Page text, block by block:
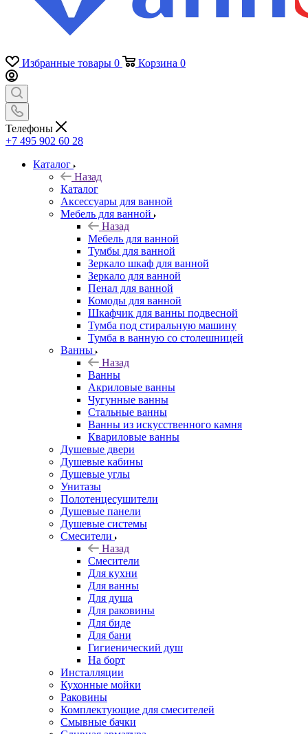
Избранные товары 0 Корзина 0
Телефоны
+7 495 902 60 28
Каталог
Назад
Каталог
Аксессуары для ванной
Мебель для ванной
Назад
Мебель для ванной
Тумбы для ванной
Зеркало шкаф для ванной
Зеркало для ванной
Пенал для ванной
Комоды для ванной
Шкафчик для ванны подвесной
Тумба под стиральную машину
Тумба в ванную со столешницей
Ванны
Назад
Ванны
Акриловые ванны
Чугунные ванны
Стальные ванны
Ванны из искусственного камня
Квариловые ванны
Душевые двери
Душевые кабины
Душевые углы
Унитазы
Полотенцесушители
Душевые панели
Душевые системы
Смесители
Назад
Смесители
Для кухни
Для ванны
Для душа
Для раковины
Для биде
Для бани
Гигиенический душ
На борт
Инсталляции
Кухонные мойки
Раковины
Комплектующие для смесителей
Смывные бачки